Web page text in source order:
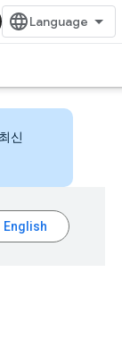
신